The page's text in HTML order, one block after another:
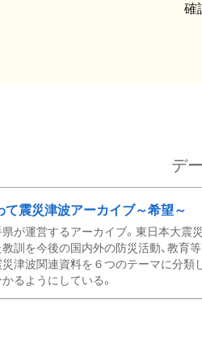
確
デ
て震災津波アーカイブ～希望～
が運営するアーカイブ。東日本大震
訓を今後の国内外の防災活動、教育
災津波関連資料を６つのテーマに分類
かるようにしている。